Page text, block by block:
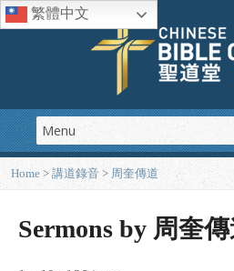
繁體中文
Home >講道錄音 > 周奎傳道
Sermons by 周奎